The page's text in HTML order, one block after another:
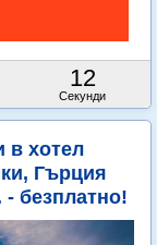
10
Секунди
в хотел
Гърция
- безплатно!